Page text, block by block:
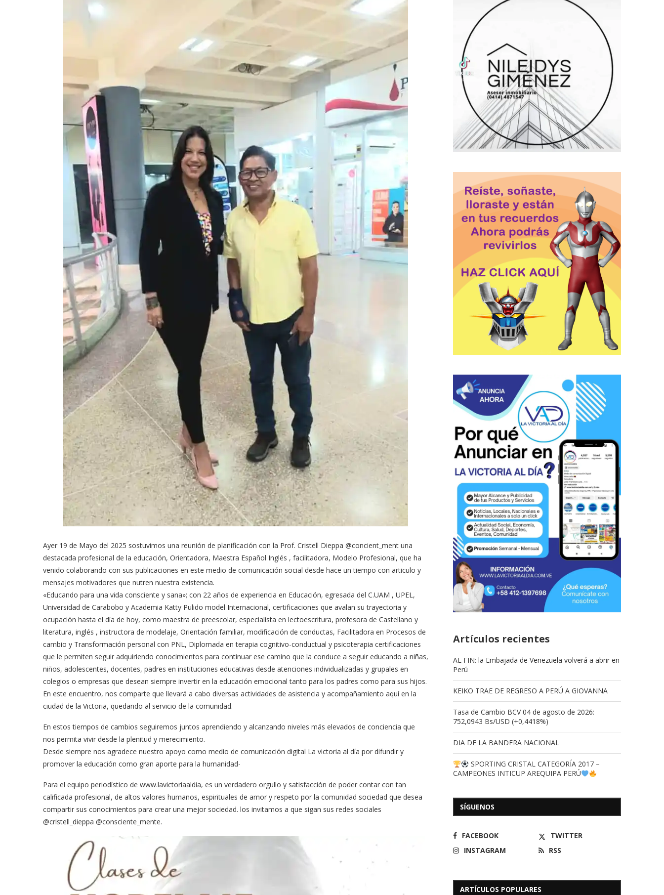
Ayer 19 de Mayo del 2025 sostuvimos una reunión de planificación con la Prof. Cristell Dieppa @concient_ment una
destacada profesional de la educación, Orientadora, Maestra Español Inglés , facilitadora, Modelo Profesional, que ha
venido colaborando con sus publicaciones en este medio de comunicación social desde hace un tiempo con articulo y
mensajes motivadores que nutren nuestra existencia.
«Educando para una vida consciente y sana»; con 22 años de experiencia en Educación, egresada del C.UAM , UPEL,
Universidad de Carabobo y Academia Katty Pulido model Internacional, certificaciones que avalan su trayectoria y
ocupación hasta el día de hoy, como maestra de preescolar, especialista en lectoescritura, profesora de Castellano y
literatura, inglés , instructora de modelaje, Orientación familiar, modificación de conductas, Facilitadora en Procesos de
cambio y Transformación personal con PNL, Diplomada en terapia cognitivo-conductual y psicoterapia certificaciones
que le permiten seguir adquiriendo conocimientos para continuar ese camino que la conduce a seguir educando a niñas,
niños, adolescentes, docentes, padres en instituciones educativas desde atenciones individualizadas y grupales en
colegios o empresas que desean siempre invertir en la educación emocional tanto para los padres como para sus hijos.
En este encuentro, nos comparte que llevará a cabo diversas actividades de asistencia y acompañamiento aquí en la
ciudad de la Victoria, quedando al servicio de la comunidad.
En estos tiempos de cambios seguiremos juntos aprendiendo y alcanzando niveles más elevados de conciencia que
nos permita vivir desde la plenitud y merecimiento.
Desde siempre nos agradece nuestro apoyo como medio de comunicación digital La victoria al día por difundir y
promover la educación como gran aporte para la humanidad-
Para el equipo periodístico de www.lavictoriaaldia, es un verdadero orgullo y satisfacción de poder contar con tan
calificada profesional, de altos valores humanos, espirituales de amor y respeto por la comunidad sociedad que desea
compartir sus conocimientos para crear una mejor sociedad. los invitamos a que sigan sus redes sociales
@cristell_dieppa @consciente_mente.
Artículos recientes
AL FIN: la Embajada de Venezuela volverá a abrir en
Perú
KEIKO TRAE DE REGRESO A PERÚ A GIOVANNA
Tasa de Cambio BCV 04 de agosto de 2026:
752,0943 Bs/USD (+0,4418%)
DIA DE LA BANDERA NACIONAL
SPORTING CRISTAL CATEGORÍA 2017 –
CAMPEONES INTICUP AREQUIPA PERÚ
SÍGUENOS
FACEBOOK
TWITTER
INSTAGRAM
RSS
ARTÍCULOS POPULARES